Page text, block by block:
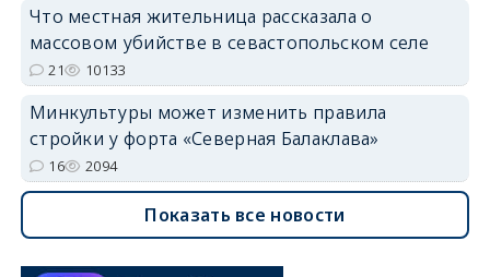
Что местная жительница рассказала о
массовом убийстве в севастопольском селе
21 10133
Минкультуры может изменить правила
стройки у форта «Северная Балаклава»
16 2094
Показать все новости